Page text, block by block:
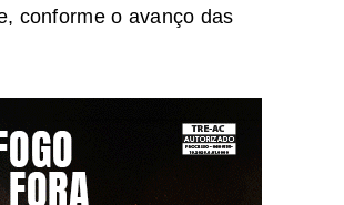
conforme o avanço das